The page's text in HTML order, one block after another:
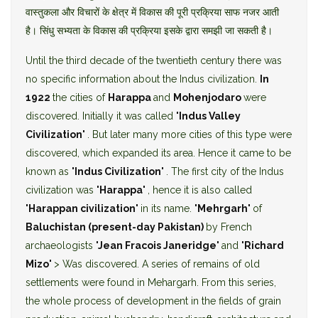
वास्तुकला और विचारों के क्षेत्र में विकास की पूरी प्रक्रिया साफ नजर आती
है। सिंधु सभ्यता के विकास की प्रक्रिया इसके द्वारा समझी जा सकती है।
Until the third decade of the twentieth century there was
no specific information about the Indus civilization.
In
1922 the cities of Harappaand Mohenjodarowere
discovered. Initially it was called 'Indus Valley
Civilization'
. But later many more cities of this type were
discovered, which expanded its area. Hence it came to be
known as 'Indus Civilization'
. The first city of the Indus
civilization was 'Harappa'
, hence it is also called
'Harappan civilization' in its name. 'Mehrgarh' of
Baluchistan (present-day Pakistan) by French
archaeologists 'Jean Fracois Janeridge' and 'Richard
Mizo' > Was discovered. A series of remains of old
settlements were found in Mehargarh. From this series,
the whole process of development in the fields of grain